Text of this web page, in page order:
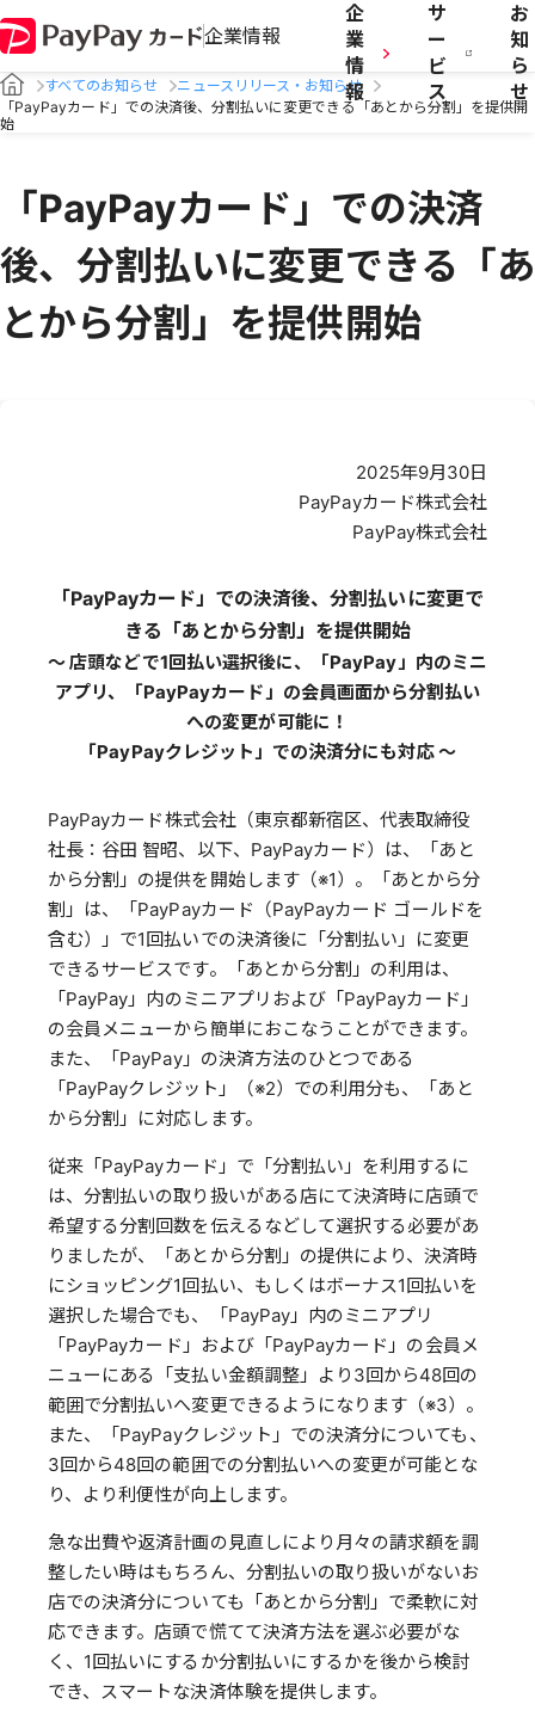
企業情報
企
業
情
報
サ
ー
ビ
ス
お
知
ら
せ
すべてのお知らせ
ニュースリリース・お知らせ
「PayPayカード」での決済後、分割払いに変更できる「あとから分割」を提供開
始
「PayPayカード」での決済
後、分割払いに変更できる「あ
とから分割」を提供開始
2025年9月30日
PayPayカード株式会社
PayPay株式会社
「PayPayカード」での決済後、分割払いに変更で
きる「あとから分割」を提供開始
～ 店頭などで1回払い選択後に、「PayPay」内のミニ
アプリ、「PayPayカード」の会員画面から分割払い
への変更が可能に！
「PayPayクレジット」での決済分にも対応 ～
PayPayカード株式会社（東京都新宿区、代表取締役
社長：谷田 智昭、以下、PayPayカード）は、「あと
から分割」の提供を開始します（※1）。「あとから分
割」は、「PayPayカード（PayPayカード ゴールドを
含む）」で1回払いでの決済後に「分割払い」に変更
できるサービスです。「あとから分割」の利用は、
「PayPay」内のミニアプリおよび「PayPayカード」
の会員メニューから簡単におこなうことができます。
また、「PayPay」の決済方法のひとつである
「PayPayクレジット」（※2）での利用分も、「あと
から分割」に対応します。
従来「PayPayカード」で「分割払い」を利用するに
は、分割払いの取り扱いがある店にて決済時に店頭で
希望する分割回数を伝えるなどして選択する必要があ
りましたが、「あとから分割」の提供により、決済時
にショッピング1回払い、もしくはボーナス1回払いを
選択した場合でも、「PayPay」内のミニアプリ
「PayPayカード」および「PayPayカード」の会員メ
ニューにある「支払い金額調整」より3回から48回の
範囲で分割払いへ変更できるようになります（※3）。
また、「PayPayクレジット」での決済分についても、
3回から48回の範囲での分割払いへの変更が可能とな
り、より利便性が向上します。
急な出費や返済計画の見直しにより月々の請求額を調
整したい時はもちろん、分割払いの取り扱いがないお
店での決済分についても「あとから分割」で柔軟に対
応できます。店頭で慌てて決済方法を選ぶ必要がな
く、1回払いにするか分割払いにするかを後から検討
でき、スマートな決済体験を提供します。